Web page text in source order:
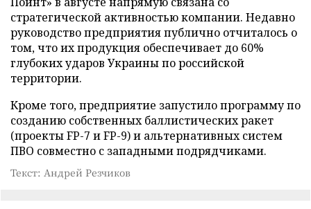
стратегической активностью компании. Недавно
руководство предприятия публично отчиталось о
том, что их продукция обеспечивает до 60%
глубоких ударов Украины по российской
территории.
Кроме того, предприятие запустило программу по
созданию собственных баллистических ракет
(проекты FP-7 и FP-9) и альтернативных систем
ПВО совместно с западными подрядчиками.
Текст: Андрей Резчиков